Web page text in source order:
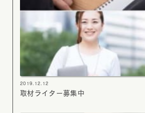
2019.12.12
取材ライター募集中